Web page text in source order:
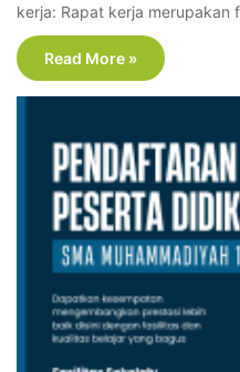
kerja: Rapat kerja merupakan
Read More »